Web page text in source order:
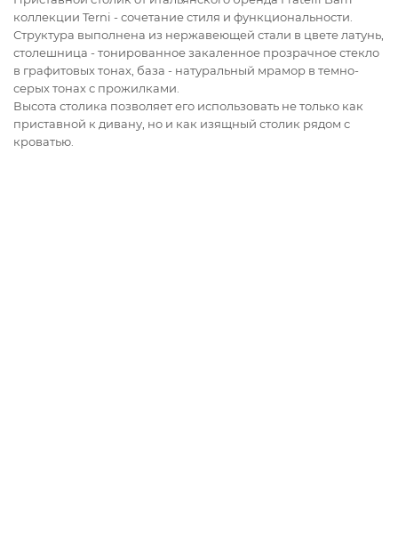
коллекции Terni - сочетание стиля и функциональности.
Структура выполнена из нержавеющей стали в цвете латунь,
столешница - тонированное закаленное прозрачное стекло
в графитовых тонах, база - натуральный мрамор в темно-
серых тонах с прожилками.
Высота столика позволяет его использовать не только как
приставной к дивану, но и как изящный столик рядом с
кроватью.